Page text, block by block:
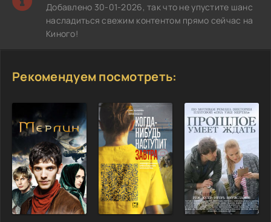
Добавлено 30-01-2026, так что не упустите шанс
насладиться свежим контентом прямо сейчас на
Киного!
Рекомендуем посмотреть: